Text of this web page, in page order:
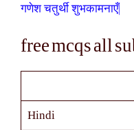
गणेश चतुर्थी शुभकामनाएँ|
free mcqs all
Hindi